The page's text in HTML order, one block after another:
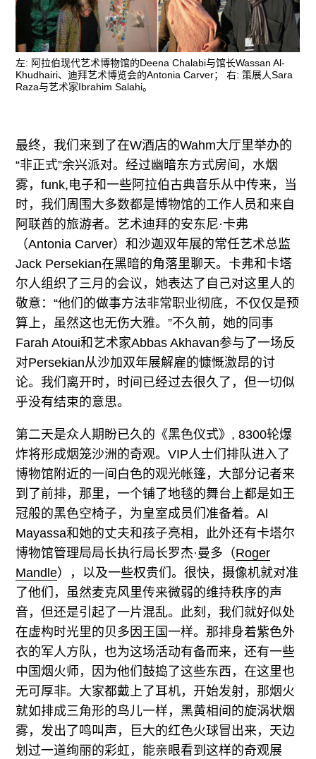
左: 阿拉伯现代艺术博物馆的Deena Chalabi与馆长Wassan Al-
Khudhairi、迪拜艺术博览会的Antonia Carver； 右: 策展人Sara
Raza与艺术家Ibrahim Salahi。
最终，我们来到了在W酒店的Wahm大厅里举办的
“非正式”余兴派对。经过幽暗东方式房间，水烟
雾，funk,电子和一些阿拉伯古典音乐从中传来，当
时，我们周围大多数都是博物馆的工作人员和来自
阿联酋的旅游者。艺术迪拜的安东尼·卡弗
（Antonia Carver）和沙迦双年展的常任艺术总监
Jack Persekian在黑暗的角落里聊天。卡弗和卡塔
尔人组织了三月的会议，她表达了自己对这里人的
敬意：“他们的做事方法非常职业彻底，不仅仅是预
算上，虽然这也无伤大雅。”不久前，她的同事
Farah Atoui和艺术家Abbas Akhavan参与了一场反
对Persekian从沙加双年展解雇的慷慨激昂的讨
论。我们离开时，时间已经过去很久了，但一切似
乎没有结束的意思。
第二天是众人期盼已久的《黑色仪式》, 8300轮爆
炸将形成烟笼沙洲的奇观。VIP人士们排队进入了
博物馆附近的一间白色的观光帐篷，大部分记者来
到了前排，那里，一个铺了地毯的舞台上都是如王
冠般的黑色空椅子，为皇室成员们准备着。Al
Mayassa和她的丈夫和孩子亮相，此外还有卡塔尔
博物馆管理局局长执行局长罗杰·曼多（Roger
Mandle），以及一些权贵们。很快，摄像机就对准
了他们，虽然麦克风里传来微弱的维持秩序的声
音，但还是引起了一片混乱。此刻，我们就好似处
在虚构时光里的贝多因王国一样。那排身着紫色外
衣的军人方队，也为这场活动有备而来，还有一些
中国烟火师，因为他们鼓捣了这些东西，在这里也
无可厚非。大家都戴上了耳机，开始发射，那烟火
就如排成三角形的鸟儿一样，黑黄相间的旋涡状烟
雾，发出了鸣叫声，巨大的红色火球冒出来，天边
划过一道绚丽的彩虹，能亲眼看到这样的奇观展